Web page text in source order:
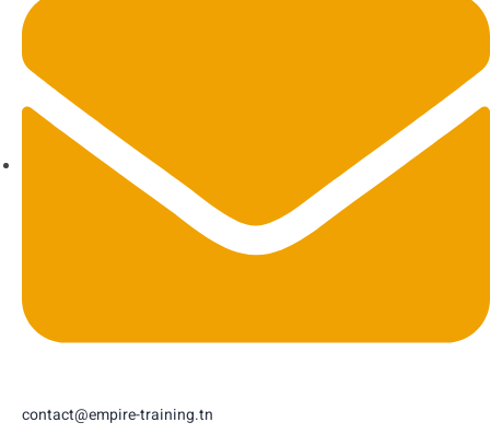
contact@empire-training.tn